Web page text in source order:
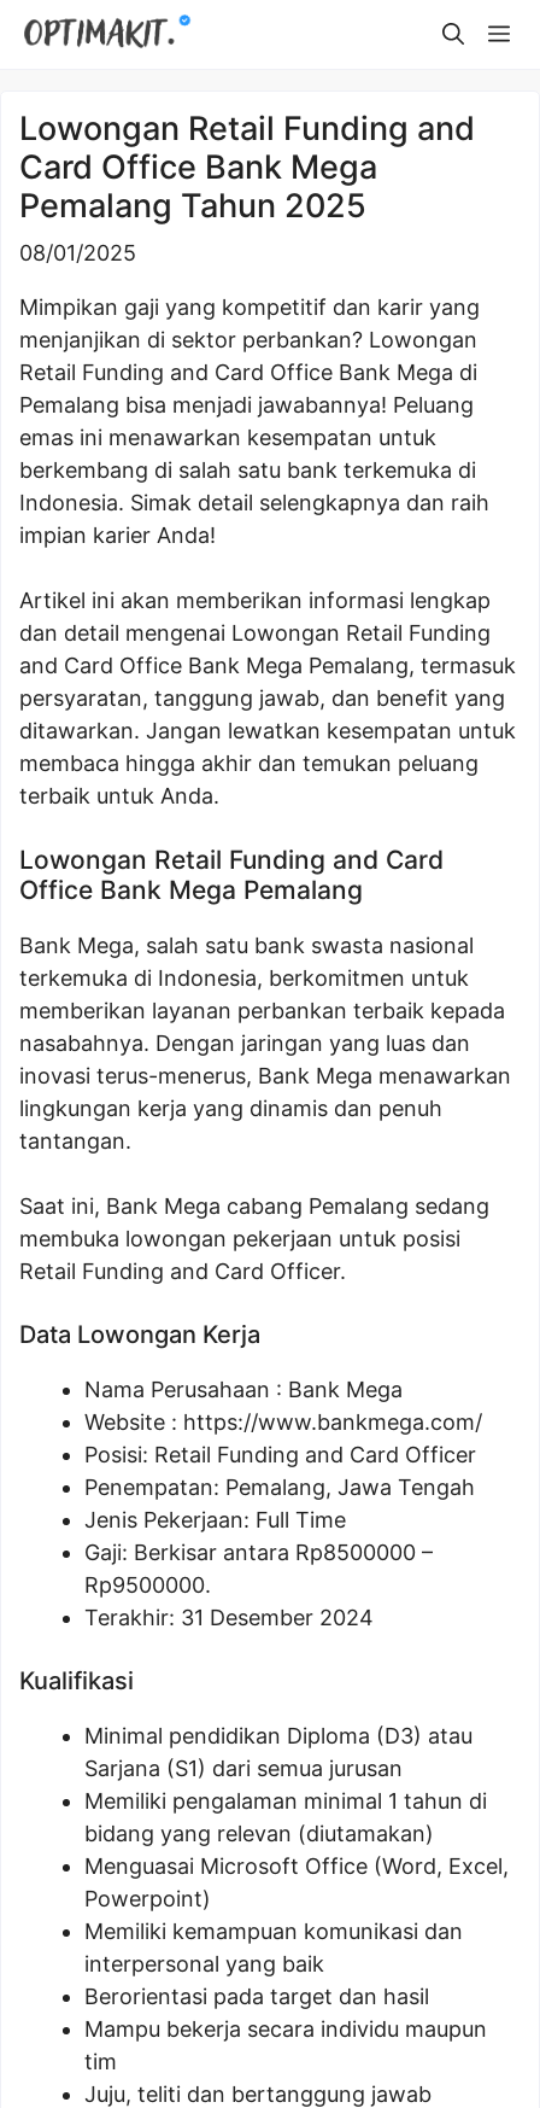
Skip
Lowongan Retail Funding and
Card Office Bank Mega
Pemalang Tahun 2025
08/01/2025
Mimpikan gaji yang kompetitif dan karir yang
menjanjikan di sektor perbankan? Lowongan
Retail Funding and Card Office Bank Mega di
Pemalang bisa menjadi jawabannya! Peluang
emas ini menawarkan kesempatan untuk
berkembang di salah satu bank terkemuka di
Indonesia. Simak detail selengkapnya dan raih
impian karier Anda!
Artikel ini akan memberikan informasi lengkap
dan detail mengenai Lowongan Retail Funding
and Card Office Bank Mega Pemalang, termasuk
persyaratan, tanggung jawab, dan benefit yang
ditawarkan. Jangan lewatkan kesempatan untuk
membaca hingga akhir dan temukan peluang
terbaik untuk Anda.
Lowongan Retail Funding and Card
Office Bank Mega Pemalang
Bank Mega, salah satu bank swasta nasional
terkemuka di Indonesia, berkomitmen untuk
memberikan layanan perbankan terbaik kepada
nasabahnya. Dengan jaringan yang luas dan
inovasi terus-menerus, Bank Mega menawarkan
lingkungan kerja yang dinamis dan penuh
tantangan.
Saat ini, Bank Mega cabang Pemalang sedang
membuka lowongan pekerjaan untuk posisi
Retail Funding and Card Officer.
Data Lowongan Kerja
Nama Perusahaan : Bank Mega
Website : https://www.bankmega.com/
Posisi: Retail Funding and Card Officer
Penempatan: Pemalang, Jawa Tengah
Jenis Pekerjaan: Full Time
Gaji: Berkisar antara Rp8500000 –
Rp9500000.
Terakhir: 31 Desember 2024
Kualifikasi
Minimal pendidikan Diploma (D3) atau
Sarjana (S1) dari semua jurusan
Memiliki pengalaman minimal 1 tahun di
bidang yang relevan (diutamakan)
Menguasai Microsoft Office (Word, Excel,
Powerpoint)
Memiliki kemampuan komunikasi dan
interpersonal yang baik
Berorientasi pada target dan hasil
Mampu bekerja secara individu maupun
tim
Juju, teliti dan bertanggung jawab